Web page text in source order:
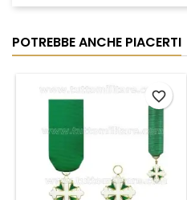
POTREBBE ANCHE PIACERTI
favorite_border